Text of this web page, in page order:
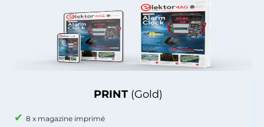
PRINT (Gold)
8 x magazine imprimé